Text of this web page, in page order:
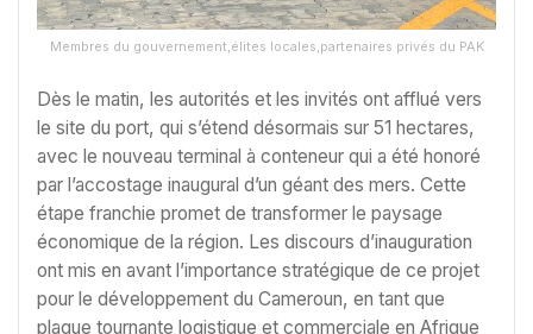
Membres du gouvernement,élites locales,partenaires privés du PAK
Dès le matin, les autorités et les invités ont afflué vers
le site du port, qui s’étend désormais sur 51 hectares,
avec le nouveau terminal à conteneur qui a été honoré
par l’accostage inaugural d’un géant des mers. Cette
étape franchie promet de transformer le paysage
économique de la région. Les discours d’inauguration
ont mis en avant l’importance stratégique de ce projet
pour le développement du Cameroun, en tant que
plaque tournante logistique et commerciale en Afrique